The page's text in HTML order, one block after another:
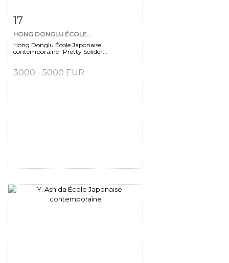
Fiche détaillée
17
HONG DONGLU ÉCOLE...
Hong Donglu École Japonaise
contemporaine "Pretty Solider...
3000 - 5000 EUR